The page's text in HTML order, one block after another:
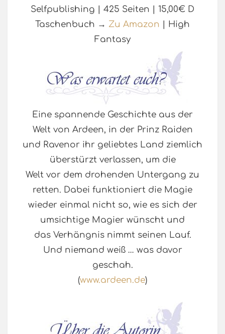
Selfpublishing | 425 Seiten | 15,00€ D
Taschenbuch → Zu Amazon | High
Fantasy
Eine spannende Geschichte aus der
Welt von Ardeen, in der Prinz Raiden
und Ravenor ihr geliebtes Land ziemlich
überstürzt verlassen, um die
Welt vor dem drohenden Untergang zu
retten. Dabei funktioniert die Magie
wieder einmal nicht so, wie es sich der
umsichtige Magier wünscht und
das Verhängnis nimmt seinen Lauf.
Und niemand weiß … was davor
geschah.
(www.ardeen.de)